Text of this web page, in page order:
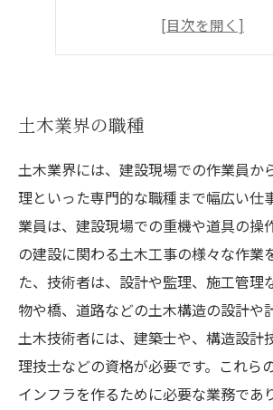
土木現場での経験が身につく
社会貢献度の高い仕事
土木業界の職種
土木業界には、建設現場での作業員か
理といった専門的な職種まで幅広い仕
業員は、建設現場での重機や道具の操
の建設に関わる土木工事の様々な作業
た、技術者は、設計や監理、施工管理
物や橋、道路などの土木構造の設計や
土木技術者には、建築士や、構造設計
理技士などの資格が必要です。これら
インフラを作るために必要な業務であ